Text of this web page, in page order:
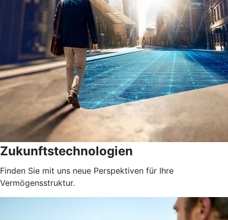
Zukunftstechnologien
Finden Sie mit uns neue Perspektiven für Ihre
Vermögensstruktur.